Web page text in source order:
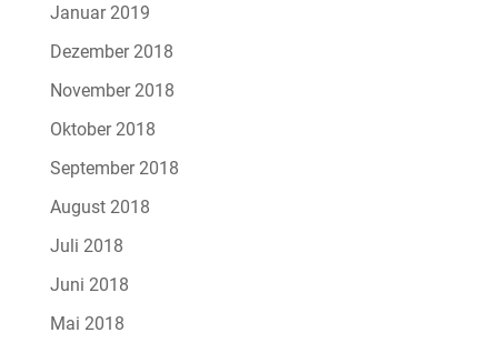
Januar 2019
Dezember 2018
November 2018
Oktober 2018
September 2018
August 2018
Juli 2018
Juni 2018
Mai 2018